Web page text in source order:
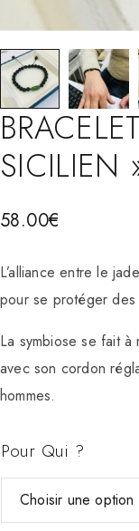
SICILIEN
58.00€
L’alliance entre le
pour se protéger des
La symbiose se fait
avec son cordon
hommes.
Pour Qui ?